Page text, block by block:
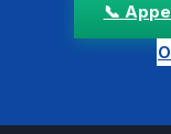
📞